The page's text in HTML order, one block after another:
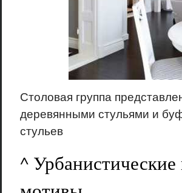
Столовая группа
деревянными стульями и
стульев
^